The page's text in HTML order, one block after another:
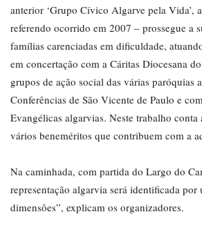
anterior ‘Grupo Cívico Algarve pela Vida’,
referendo ocorrido em 2007 – prossegue a
famílias carenciadas em dificuldade,
em concertação com a Cáritas Diocesana
grupos de ação social das várias paróquias
Conferências de São Vicente de Paulo e
Evangélicas algarvias. Neste trabalho
vários beneméritos que contribuem com a
Na caminhada, com partida do Largo do
representação algarvia será identificada por
dimensões”, explicam os organizadores.